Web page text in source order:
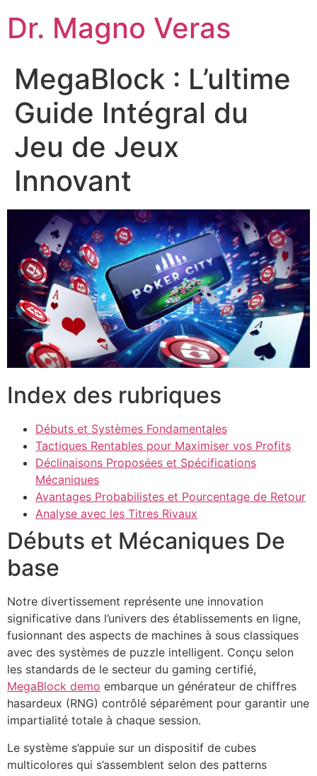
Dr. Magno Veras
MegaBlock : L’ultime
Guide Intégral du
Jeu de Jeux
Innovant
Index des rubriques
Débuts et Systèmes Fondamentales
Tactiques Rentables pour Maximiser vos Profits
Déclinaisons Proposées et Spécifications
Mécaniques
Avantages Probabilistes et Pourcentage de Retour
Analyse avec les Titres Rivaux
Débuts et Mécaniques De
base
Notre divertissement représente une innovation
significative dans l’univers des établissements en ligne,
fusionnant des aspects de machines à sous classiques
avec des systèmes de puzzle intelligent. Conçu selon
les standards de le secteur du gaming certifié,
MegaBlock demo embarque un générateur de chiffres
hasardeux (RNG) contrôlé séparément pour garantir une
impartialité totale à chaque session.
Le système s’appuie sur un dispositif de cubes
multicolores qui s’assemblent selon des patterns